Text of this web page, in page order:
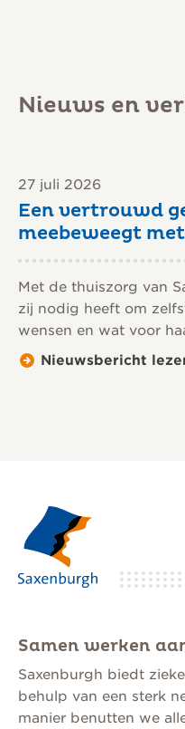
Nieuws en
27 juli 2026
Een vertrouwd
meebeweegt
Met de thuiszorg van
zij nodig heeft om
wensen en wat voor
Nieuwsbericht
Samen werken
Saxenburgh biedt
behulp van een sterk
manier benutten we